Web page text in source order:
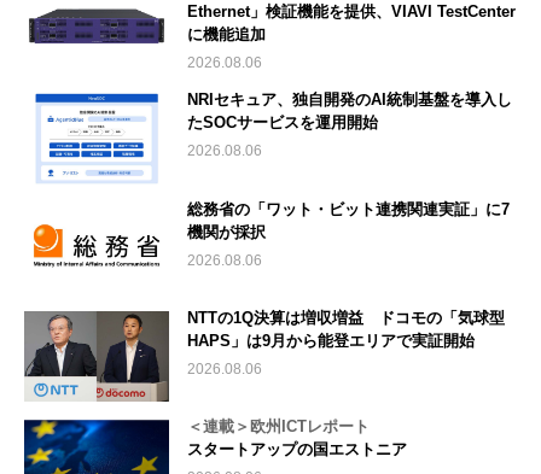
Ethernet」検証機能を提供、VIAVI TestCenter
に機能追加
2026.08.06
NRIセキュア、独自開発のAI統制基盤を導入し
たSOCサービスを運用開始
2026.08.06
総務省の「ワット・ビット連携関連実証」に7
機関が採択
2026.08.06
NTTの1Q決算は増収増益 ドコモの「気球型
HAPS」は9月から能登エリアで実証開始
2026.08.06
＜連載＞欧州ICTレポート
スタートアップの国エストニア